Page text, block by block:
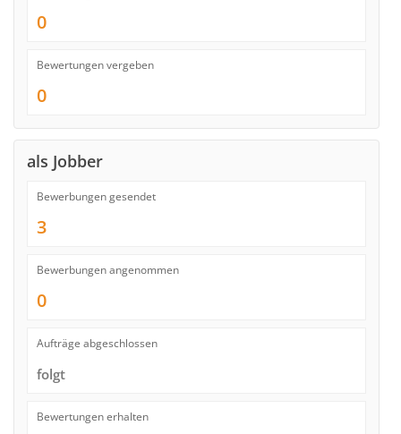
0
Bewertungen vergeben
0
als Jobber
Bewerbungen gesendet
3
Bewerbungen angenommen
0
Aufträge abgeschlossen
folgt
Bewertungen erhalten